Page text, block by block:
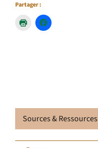
Partager :
Sources & Ressources